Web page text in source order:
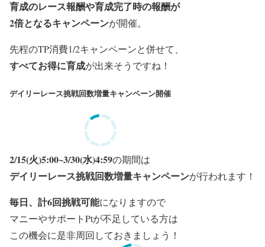
育成のレース報酬や育成完了時の報酬が
2倍となるキャンペーンが開催。
先程のTP消費1/2キャンペーンと併せて、
すべてお得に育成が出来そうですね！
デイリーレース挑戦回数増量キャンペーン開催
2/15(火)5:00~3/30(水)4:59の期間は
デイリーレース挑戦回数増量キャンペーンが行われます！
毎日、計6回挑戦可能になりますので
マニーやサポートPtが不足している方は
この機会に是非周回しておきましょう！